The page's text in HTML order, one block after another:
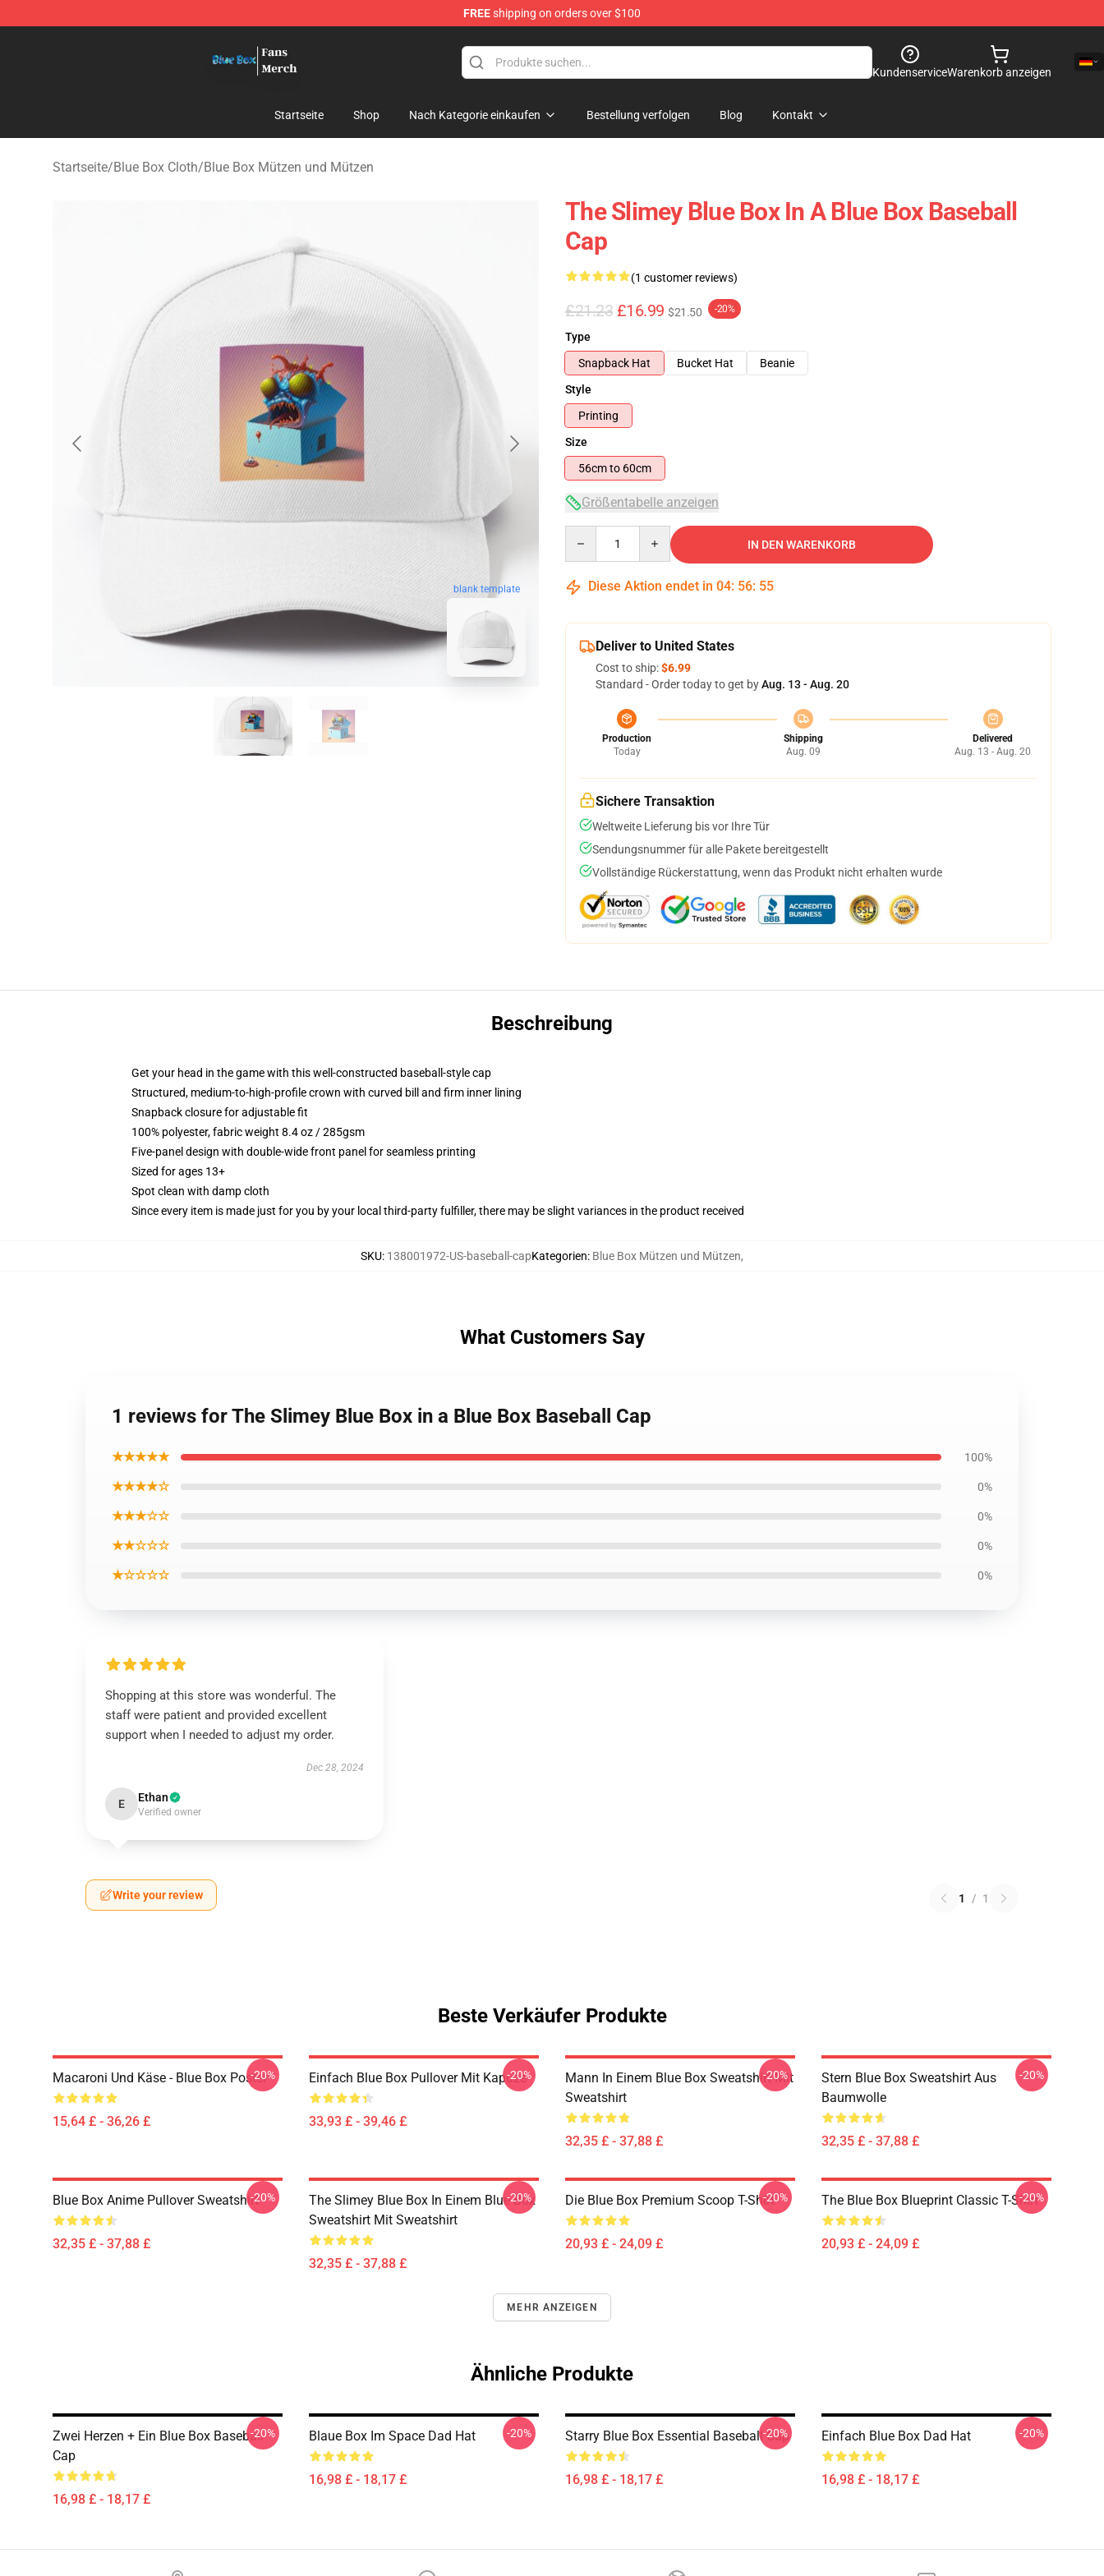
FREEshipping on orders over $100
KundenserviceWarenkorb anzeigen
Startseite Shop Nach Kategorie einkaufen Bestellung verfolgen Blog Kontakt
Startseite/Blue Box Cloth/Blue Box Mützen und Mützen
blank template
The Slimey Blue Box In A Blue Box Baseball
Cap
(1 customer reviews)
£21.23 £16.99 $21.50 -20%
Type
Snapback Hat
Bucket Hat
Beanie
Style
Printing
Size
56cm to 60cm
Größentabelle anzeigen
IN DEN WARENKORB
Diese Aktion endet in 04: 56: 54
Deliver to United States
Cost to ship:$6.99
Standard - Order today to get byAug. 13 - Aug. 20
Production
Today
Shipping
Aug. 09
Delivered
Aug. 13 - Aug. 20
Sichere Transaktion
Weltweite Lieferung bis vor Ihre Tür
Sendungsnummer für alle Pakete bereitgestellt
Vollständige Rückerstattung, wenn das Produkt nicht erhalten wurde
Beschreibung
Get your head in the game with this well-constructed baseball-style cap
Structured, medium-to-high-profile crown with curved bill and firm inner lining
Snapback closure for adjustable fit
100% polyester, fabric weight 8.4 oz / 285gsm
Five-panel design with double-wide front panel for seamless printing
Sized for ages 13+
Spot clean with damp cloth
Since every item is made just for you by your local third-party fulfiller, there may be slight variances in the product received
SKU: 138001972-US-baseball-capKategorien: Blue Box Mützen und Mützen,
What Customers Say
1 reviews for The Slimey Blue Box in a Blue Box Baseball Cap
★★★★★ 100%
★★★★☆ 0%
★★★☆☆ 0%
★★☆☆☆ 0%
★☆☆☆☆ 0%
Shopping at this store was wonderful. The
staff were patient and provided excellent
support when I needed to adjust my order.
Dec 28, 2024
E Ethan
Verified owner
Write your review 1 / 1
Beste Verkäufer Produkte
Macaroni Und Käse - Blue Box Poster
15,64 £ - 36,26 £
-20% Einfach Blue Box Pullover Mit Kapuze
33,93 £ - 39,46 £
-20%
Mann In Einem Blue Box Sweatshirt Mit
Sweatshirt
32,35 £ - 37,88 £
-20%
Stern Blue Box Sweatshirt Aus
Baumwolle
32,35 £ - 37,88 £
-20%
Blue Box Anime Pullover Sweatshirt
32,35 £ - 37,88 £
-20%
The Slimey Blue Box In Einem Blue Box
Sweatshirt Mit Sweatshirt
32,35 £ - 37,88 £
-20% Die Blue Box Premium Scoop T-Shirt
20,93 £ - 24,09 £
-20% The Blue Box Blueprint Classic T-Shirt
20,93 £ - 24,09 £
-20%
MEHR ANZEIGEN
Ähnliche Produkte
Zwei Herzen + Ein Blue Box Baseball
Cap
16,98 £ - 18,17 £
-20% Blaue Box Im Space Dad Hat
16,98 £ - 18,17 £
-20% Starry Blue Box Essential Baseball Cap
16,98 £ - 18,17 £
-20% Einfach Blue Box Dad Hat
16,98 £ - 18,17 £
-20%